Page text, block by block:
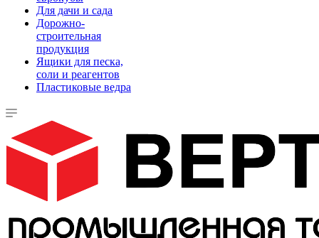
Для дачи и сада
Дорожно-
строительная
продукция
Ящики для песка,
соли и реагентов
Пластиковые ведра